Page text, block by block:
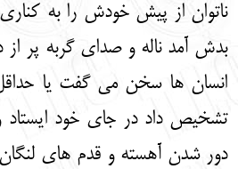
ناتوان از پیش خودش را به
بدش آمد ناله و صدای گربه پر از
انسان ها سخن می گفت یا
تشخیص داد در جای خود
دور شدن آهسته و قدم های لنگان